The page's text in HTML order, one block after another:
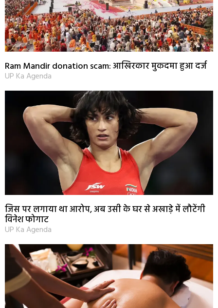
Ram Mandir donation scam: आखिरकार मुकदमा हुआ दर्ज
UP Ka Agenda
जिस पर लगाया था आरोप, अब उसी के घर से अखाड़े में लौटेंगी
विनेश फोगाट
UP Ka Agenda